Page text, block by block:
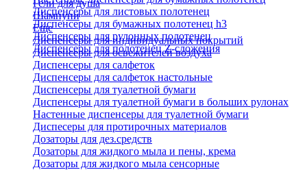
Гели для душа
Шампуни
Диспенсеры для листовых полотенец
Диспенсеры для бумажных полотенец h3
Диспенсеры для рулонных полотенец
Диспенсеры для полотенец Z-сложения
Еще
Диспенсеры для индивидуальных покрытий
Диспенсеры для освежителей воздуха
Диспенсеры для салфеток
Диспенсеры для салфеток настольные
Диспенсеры для туалетной бумаги
Диспенсеры для туалетной бумаги в больших рулонах
Настенные диспенсеры для туалетной бумаги
Диспесеры для протирочных материалов
Дозаторы для дез.средств
Дозаторы для жидкого мыла и пены, крема
Дозаторы для жидкого мыла сенсорные